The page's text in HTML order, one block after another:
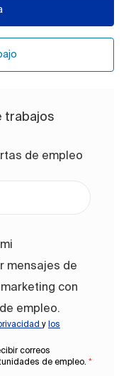
trabajos
de empleo
electrónico
mensajes de
con
empleo.
y los
correos
de empleo. *